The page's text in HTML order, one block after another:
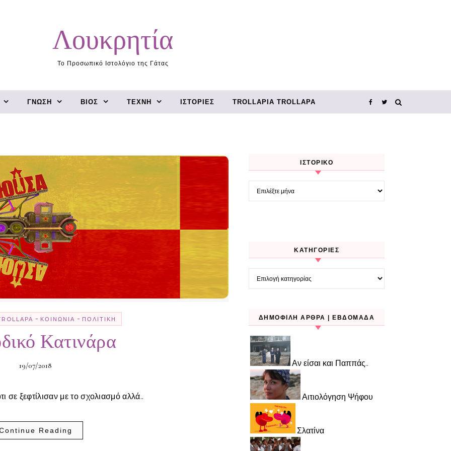
Λουκρητία
Το Προσωπικό Ιστολόγιο της Γάτας
ΓΝΏΣΗ ΒΊΟΣ ΤΈΧΝΗ ΙΣΤΟΡΊΕΣ TROLLΑΡΊΑ TROLLΑΡΆ
- ΚΟΙΝΩΝΊΑ - ΠΟΛΙΤΙΚΉ
Κατινάρα
19/07/2018
σε ξεφτίλισαν με το σχολιασμό αλλά..
Reading
ΙΣΤΟΡΙΚΌ
Ιστορικό
KΑΤΗΓΟΡΊΕΣ
Kατηγορίες
ΔΗΜΟΦΙΛΉ ΆΡΘΡΑ | ΕΒΔΟΜΆΔΑ
Αν είσαι και Παππάς..
Αιτιολόγηση Ψήφου
Σλατίνα